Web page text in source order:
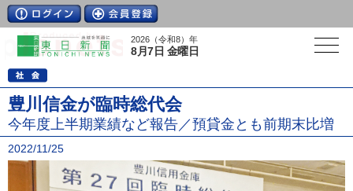
2026（令和8）年
8月7日 金曜日
豊川信金が臨時総代会
今年度上半期業績など報告／預貸金とも前期末比増
2022/11/25